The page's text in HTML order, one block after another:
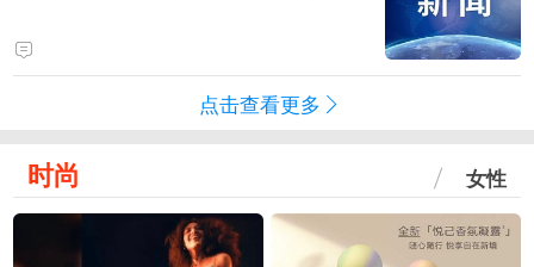
点击查看更多
时尚 女性